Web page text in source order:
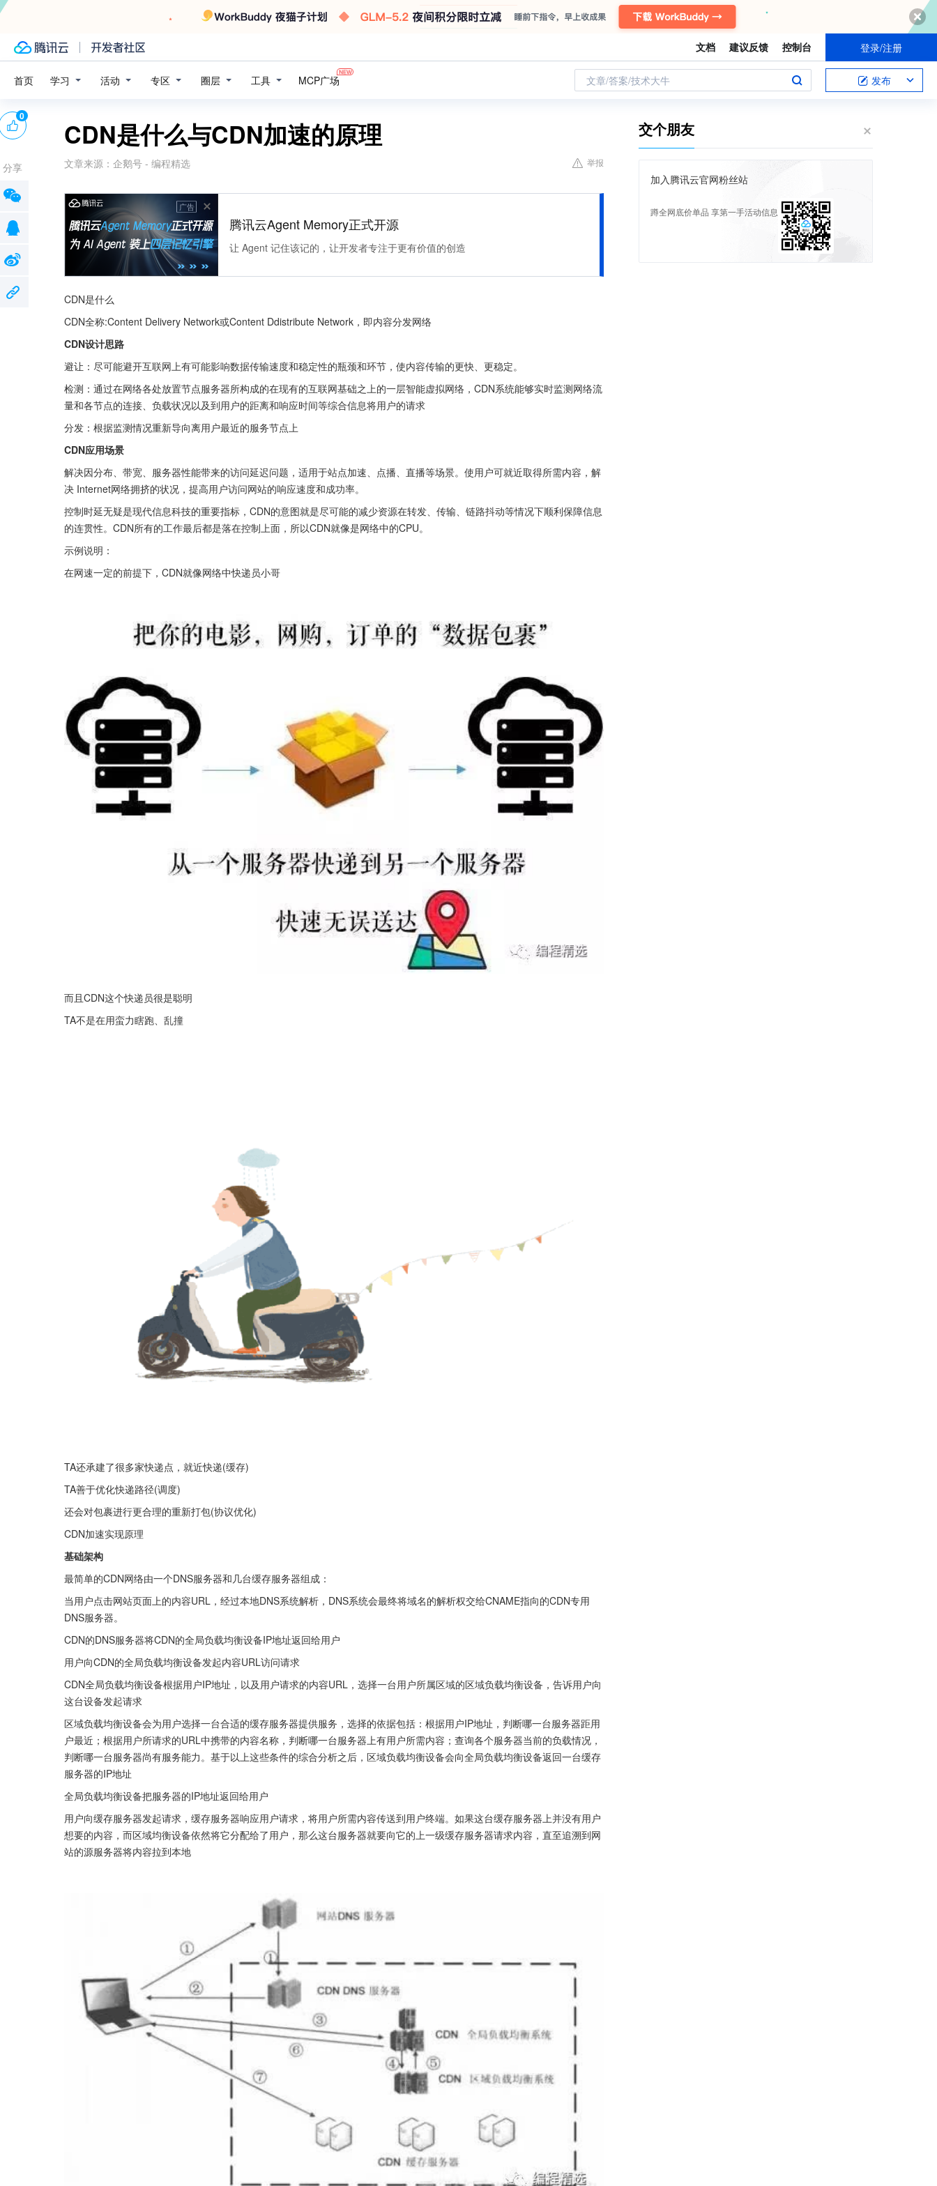
文档 建议反馈 控制台 登录/注册
首页 学习 活动 专区 圈层 工具 MCP广场 文章/答案/技术大牛 发布
CDN是什么与CDN加速的原理
文章来源： 企鹅号 - 编程精选 举报
广告
腾讯云Agent Memory正式开源
让 Agent 记住该记的，让开发者专注于更有价值的创造
CDN是什么
CDN全称:Content Delivery Network或Content Ddistribute Network，即内容分发网络
CDN设计思路
避让：尽可能避开互联网上有可能影响数据传输速度和稳定性的瓶颈和环节，使内容传输的更快、更稳定。
检测：通过在网络各处放置节点服务器所构成的在现有的互联网基础之上的一层智能虚拟网络，CDN系统能够实时监测网络流
量和各节点的连接、负载状况以及到用户的距离和响应时间等综合信息将用户的请求
分发：根据监测情况重新导向离用户最近的服务节点上
CDN应用场景
解决因分布、带宽、服务器性能带来的访问延迟问题，适用于站点加速、点播、直播等场景。使用户可就近取得所需内容，解
决 Internet网络拥挤的状况，提高用户访问网站的响应速度和成功率。
控制时延无疑是现代信息科技的重要指标，CDN的意图就是尽可能的减少资源在转发、传输、链路抖动等情况下顺利保障信息
的连贯性。CDN所有的工作最后都是落在控制上面，所以CDN就像是网络中的CPU。
示例说明：
在网速一定的前提下，CDN就像网络中快递员小哥
而且CDN这个快递员很是聪明
TA不是在用蛮力瞎跑、乱撞
TA还承建了很多家快递点，就近快递(缓存)
TA善于优化快递路径(调度)
还会对包裹进行更合理的重新打包(协议优化)
CDN加速实现原理
基础架构
最简单的CDN网络由一个DNS服务器和几台缓存服务器组成：
当用户点击网站页面上的内容URL，经过本地DNS系统解析，DNS系统会最终将域名的解析权交给CNAME指向的CDN专用
DNS服务器。
CDN的DNS服务器将CDN的全局负载均衡设备IP地址返回给用户
用户向CDN的全局负载均衡设备发起内容URL访问请求
CDN全局负载均衡设备根据用户IP地址，以及用户请求的内容URL，选择一台用户所属区域的区域负载均衡设备，告诉用户向
这台设备发起请求
区域负载均衡设备会为用户选择一台合适的缓存服务器提供服务，选择的依据包括：根据用户IP地址，判断哪一台服务器距用
户最近；根据用户所请求的URL中携带的内容名称，判断哪一台服务器上有用户所需内容；查询各个服务器当前的负载情况，
判断哪一台服务器尚有服务能力。基于以上这些条件的综合分析之后，区域负载均衡设备会向全局负载均衡设备返回一台缓存
服务器的IP地址
全局负载均衡设备把服务器的IP地址返回给用户
用户向缓存服务器发起请求，缓存服务器响应用户请求，将用户所需内容传送到用户终端。如果这台缓存服务器上并没有用户
想要的内容，而区域均衡设备依然将它分配给了用户，那么这台服务器就要向它的上一级缓存服务器请求内容，直至追溯到网
站的源服务器将内容拉到本地
0
分享
交个朋友
加入腾讯云官网粉丝站
蹲全网底价单品 享第一手活动信息